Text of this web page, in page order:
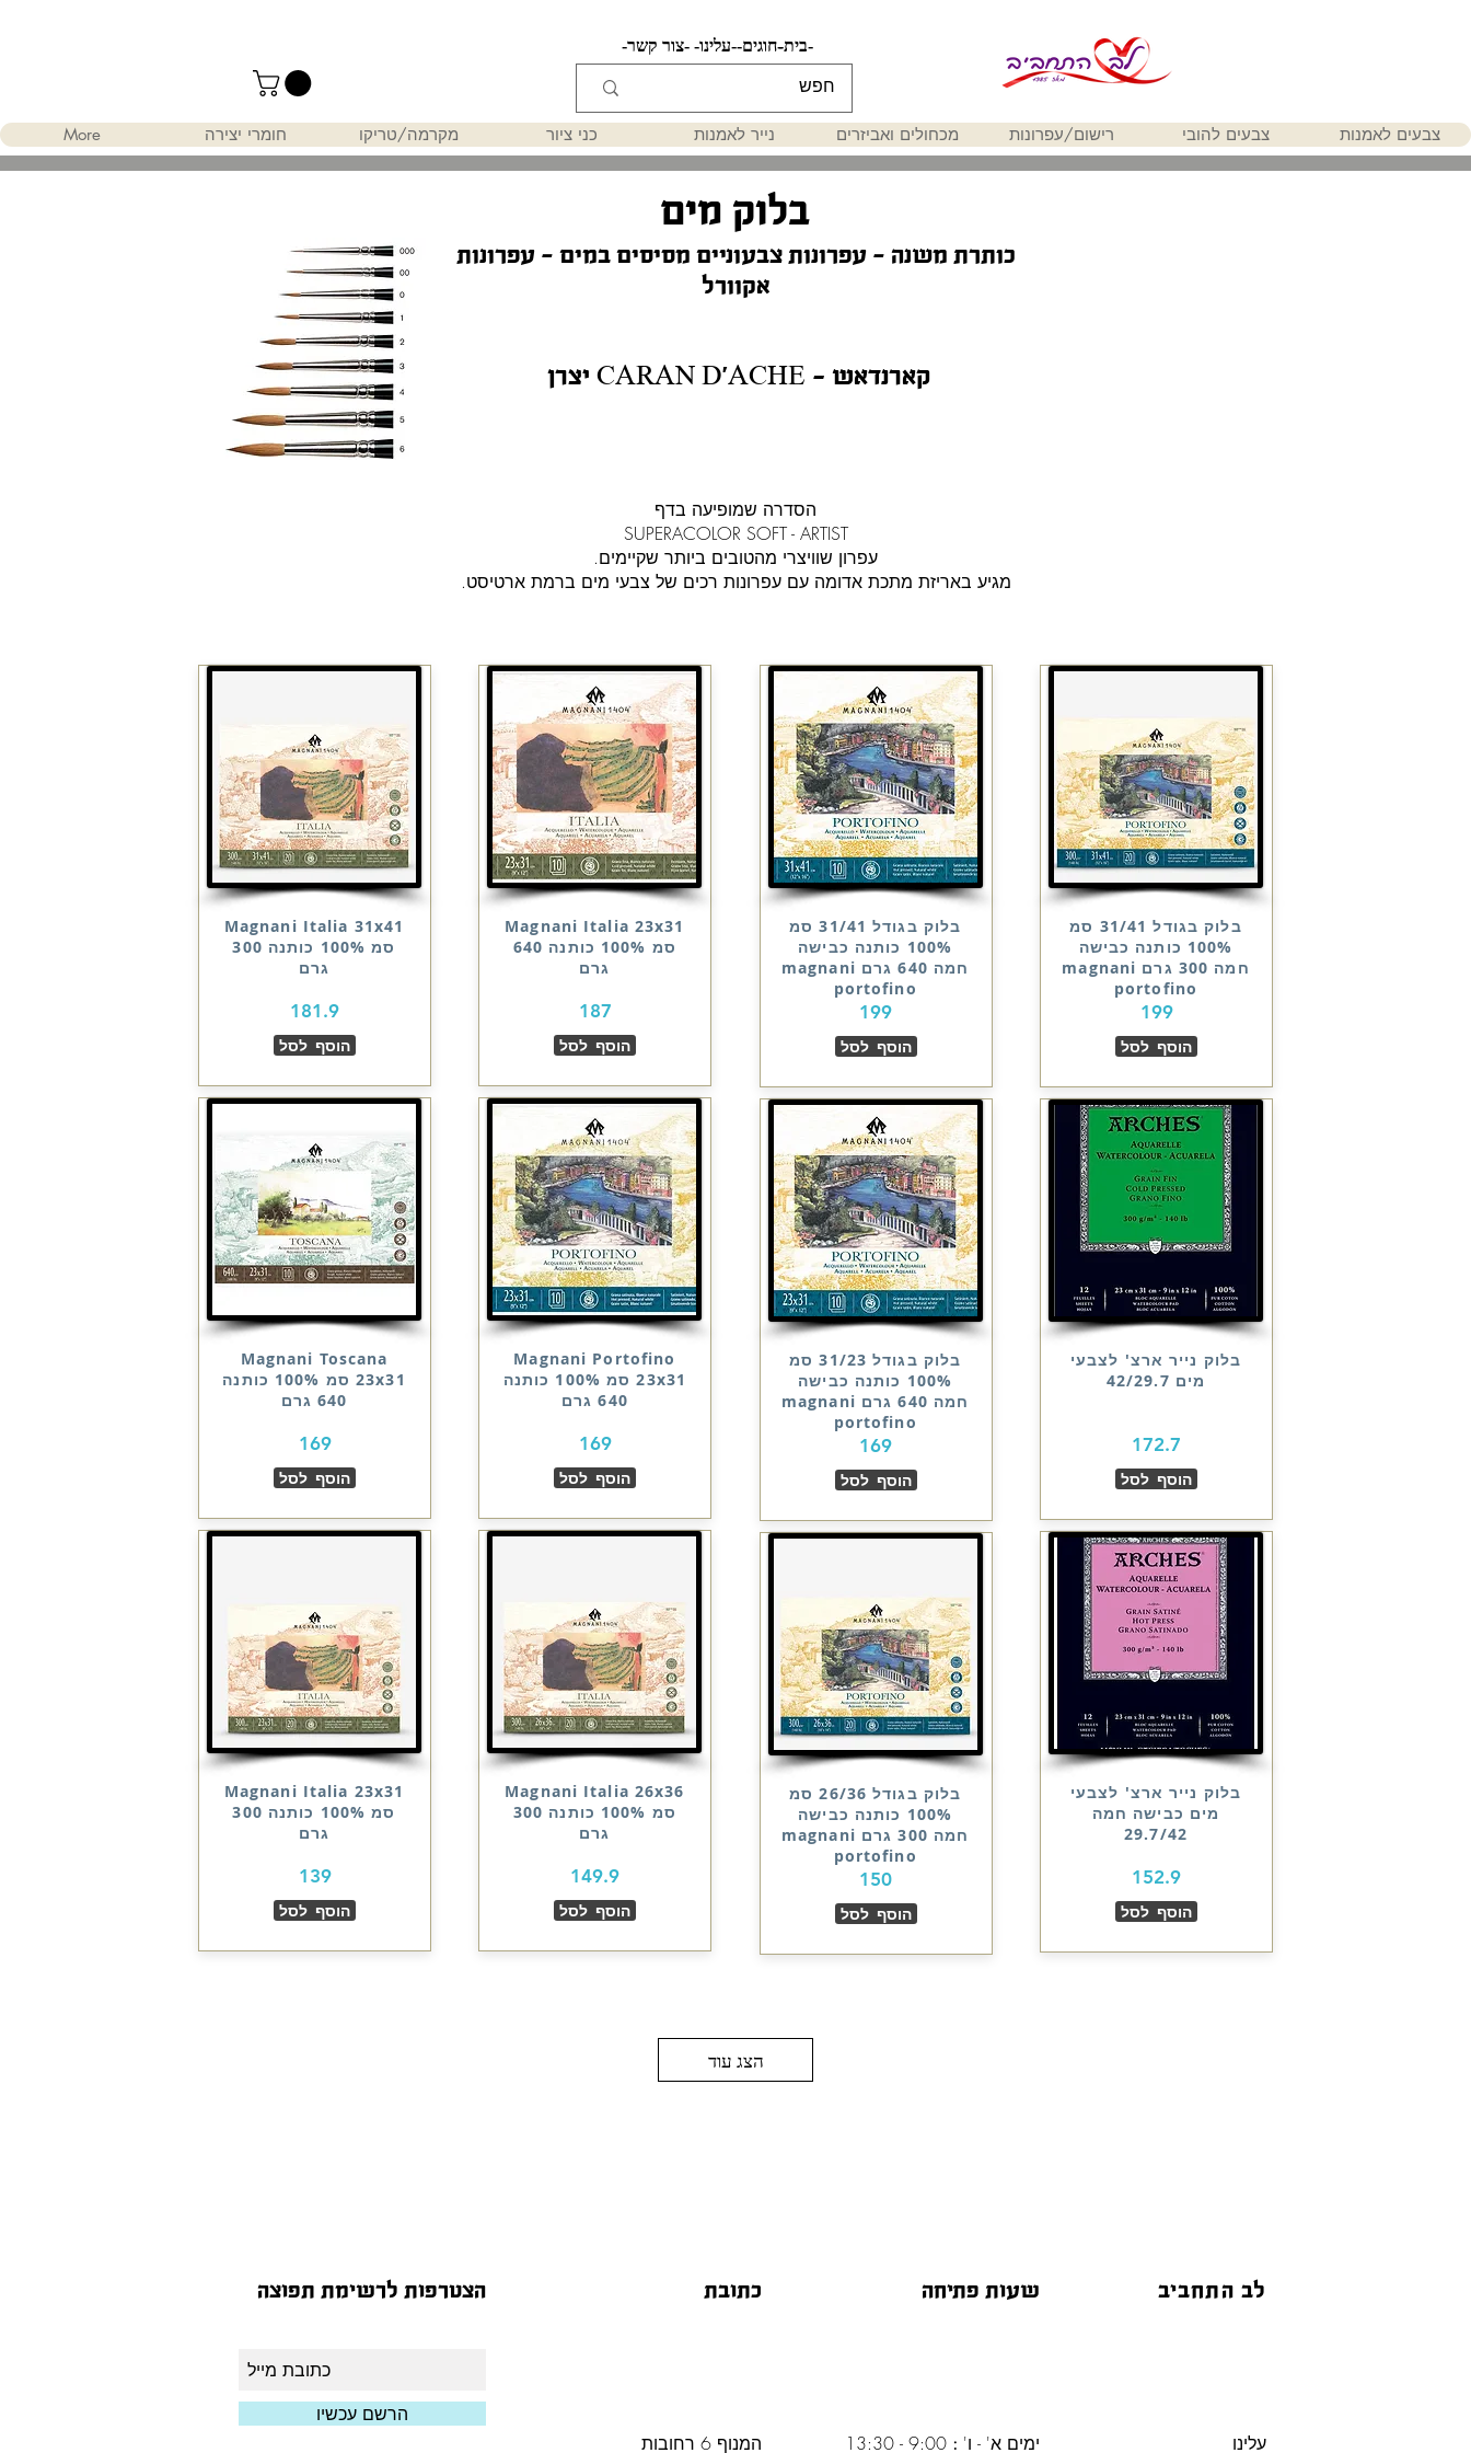
-צור קשר- -עלינו- -חוגים- -בית-
צבעים לאמנות צבעים להובי רישום/עפרונות מכחולים ואביזרים נייר לאמנות כני ציור מקרמה/טריקו חומרי יצירה More
בלוק מים
כותרת משנה - עפרונות צבעוניים מסיסים במים - עפרונות
אקוורל
יצרן CARAN D'ACHE - קארנדאש
הסדרה שמופיעה בדף
SUPERACOLOR SOFT - ARTIST
עפרון שוויצרי מהטובים ביותר שקיימים.
מגיע באריזת מתכת אדומה עם עפרונות רכים של צבעי מים ברמת ארטיסט.
בלוק בגודל 31/41 סמ
100% כותנה כבישה
חמה 300 גרם magnani
portofino
199
הוסף לסל
בלוק נייר ארצ' לצבעי
מים 42/29.7
172.7
הוסף לסל
בלוק נייר ארצ' לצבעי
מים כבישה חמה
29.7/42
152.9
הוסף לסל
בלוק בגודל 31/41 סמ
100% כותנה כבישה
חמה 640 גרם magnani
portofino
199
הוסף לסל
בלוק בגודל 31/23 סמ
100% כותנה כבישה
חמה 640 גרם magnani
portofino
169
הוסף לסל
בלוק בגודל 26/36 סמ
100% כותנה כבישה
חמה 300 גרם magnani
portofino
150
הוסף לסל
Magnani Italia 23x31
סמ 100% כותנה 640
גרם
187
הוסף לסל
Magnani Portofino
23x31 סמ 100% כותנה
640 גרם
169
הוסף לסל
Magnani Italia 26x36
סמ 100% כותנה 300
גרם
149.9
הוסף לסל
Magnani Italia 31x41
סמ 100% כותנה 300
גרם
181.9
הוסף לסל
Magnani Toscana
23x31 סמ 100% כותנה
640 גרם
169
הוסף לסל
Magnani Italia 23x31
סמ 100% כותנה 300
גרם
139
הוסף לסל
הצג עוד
הצטרפות לרשימת תפוצה כתובת שעות פתיחה לב התחביב
הרשם עכשיו
המנוף 6 רחובות
ימים א' - ו' : עלינו